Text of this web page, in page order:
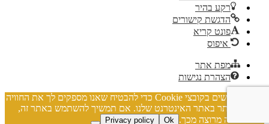
רקע בהיר
הדגשת קישורים
פונט קריא
איפוס
מפת אתר
הצהרת נגישות
אנו משתמשים בקובצי Cookie כדי להבטיח שאנו מספקים לך את החוויה
הטובה ביותר באתר האינטרנט שלנו. אם תמשיך להשתמש באתר זה,
נניח שאתה מרוצה מכך.
Ok
Privacy policy